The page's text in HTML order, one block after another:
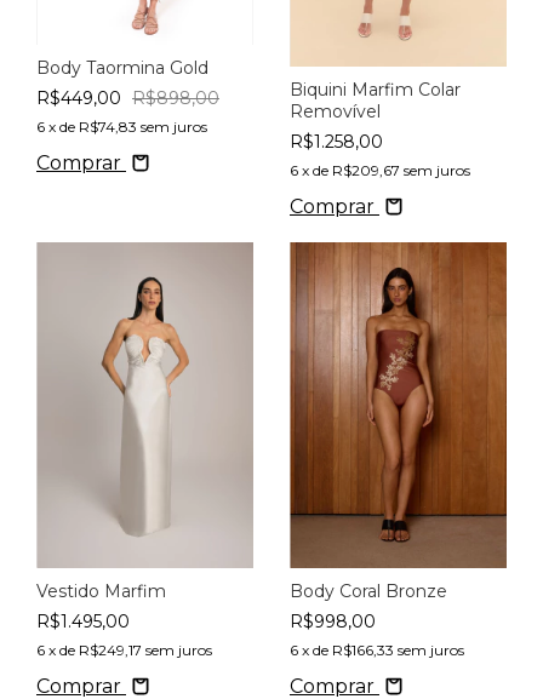
Body Taormina Gold
R$449,00 R$898,00
6 x de R$74,83 sem juros
Comprar
Biquini Marfim Colar
Removível
R$1.258,00
6 x de R$209,67 sem juros
Comprar
Vestido Marfim
R$1.495,00
6 x de R$249,17 sem juros
Comprar
Body Coral Bronze
R$998,00
6 x de R$166,33 sem juros
Comprar